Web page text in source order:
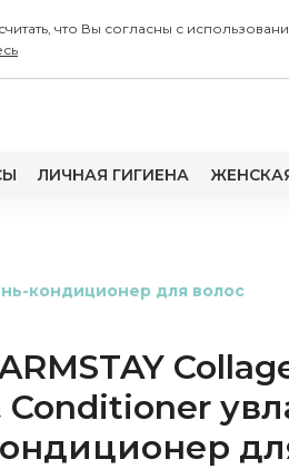
что Вы согласны с
ЛИЧНАЯ ГИГИЕНА
кондиционер для волос
Conditioner